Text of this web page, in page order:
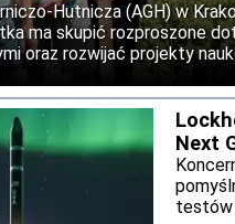
Hutnicza (AGH) w
ma skupić rozproszone
oraz rozwijać projekty
infrastruktura testowa
Next
testów